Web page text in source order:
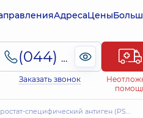
АдресаЦены
(044) 495-2-888
Заказать звонок
Простат-специфический антиген (PSA) свободный + общий